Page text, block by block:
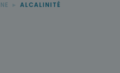
ALCALINITÉ